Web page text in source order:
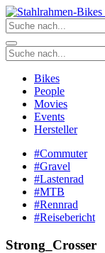
Zum
Inhalt
springen
Bikes
People
Movies
Events
Hersteller
#Commuter
#Gravel
#Lastenrad
#MTB
#Rennrad
#Reisebericht
Strong_Crosser